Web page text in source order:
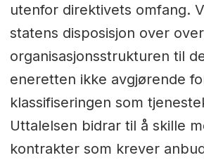
utenfor direktivets omfang.
statens disposisjon over
organisasjonsstrukturen til
eneretten ikke avgjørende
klassifiseringen som
Uttalelsen bidrar til å skille
kontrakter som krever